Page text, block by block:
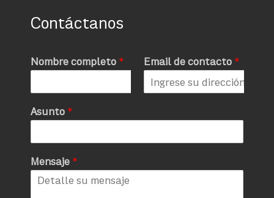
Contáctanos
Nombre completo * Email de contacto *
Asunto *
Mensaje *